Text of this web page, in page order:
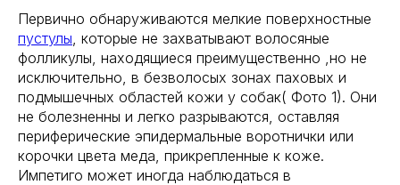
Первично обнаруживаются мелкие поверхностные
пустулы, которые не захватывают волосяные
фолликулы, находящиеся преимущественно ,но не
исключительно, в безволосых зонах паховых и
подмышечных областей кожи у собак( Фото 1). Они
не болезненны и легко разрываются, оставляя
периферические эпидермальные воротнички или
корочки цвета меда, прикрепленные к коже.
Импетиго может иногда наблюдаться в